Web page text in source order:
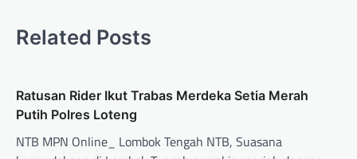
Related Posts
‎Ratusan Rider Ikut Trabas Merdeka Setia Merah
Putih Polres Loteng
NTB MPN Online_ ‎Lombok Tengah NTB, Suasana